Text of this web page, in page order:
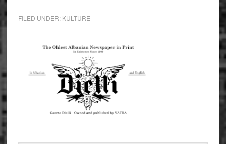
FILED UNDER: KULTURE